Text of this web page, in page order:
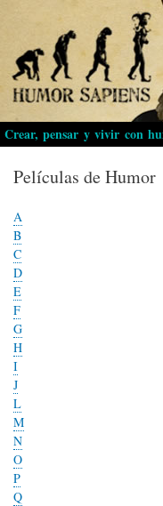
Crear, pensar y vivir con
Películas de Humor
A
B
C
D
E
F
G
H
I
J
L
M
N
O
P
Q